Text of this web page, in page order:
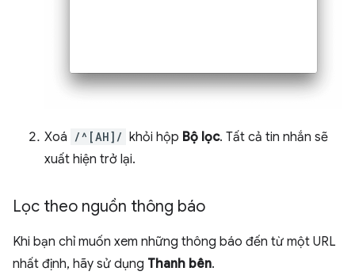
Xoá /^[AH]/ khỏi hộp Bộ lọc. Tất cả tin nhắn sẽ
xuất hiện trở lại.
Lọc theo nguồn thông báo
Khi bạn chỉ muốn xem những thông báo đến từ một URL
nhất định, hãy sử dụng Thanh bên.